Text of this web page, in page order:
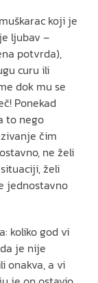
koji je
ljubav –
potvrda),
curu ili
dok mu se
Ponekad
to nego
čim
ne želi
želi
jednostavno
koliko god vi
je nije
onakva, a vi